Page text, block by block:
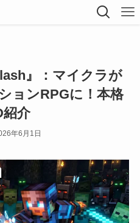
』：マイクラが
ョンRPGに！本格
紹介
年6月1日